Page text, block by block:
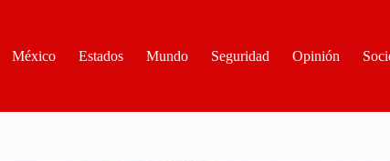
México
Estados Mundo Seguridad Opinión